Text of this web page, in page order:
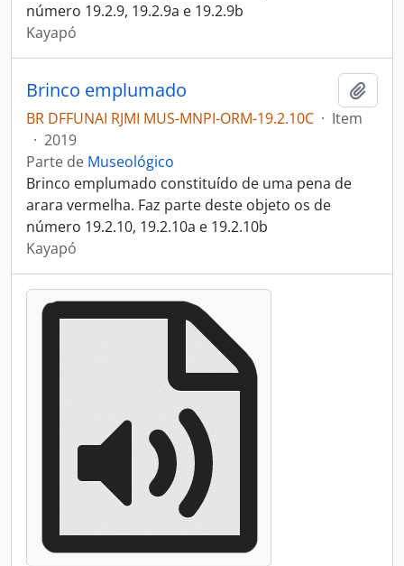
número 19.2.9, 19.2.9a e 19.2.9b
Kayapó
Brinco emplumado
BR DFFUNAI RJMI MUS-MNPI-ORM-19.2.10C · Item
· 2019
Parte de Museológico
Brinco emplumado constituído de uma pena de
arara vermelha. Faz parte deste objeto os de
número 19.2.10, 19.2.10a e 19.2.10b
Kayapó